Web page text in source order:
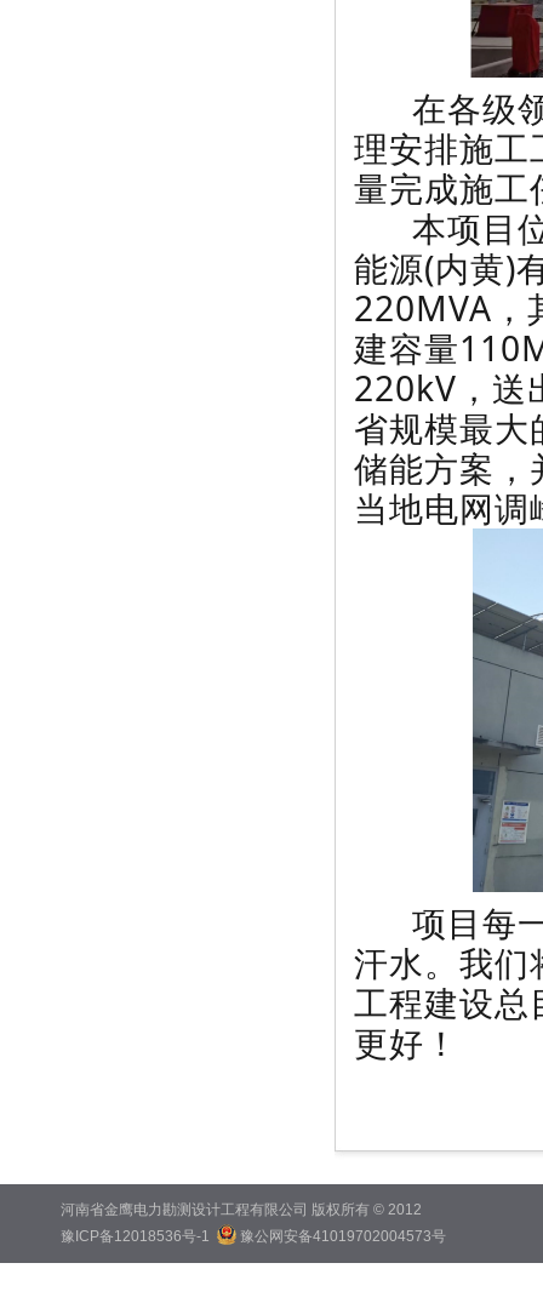
在各级领
理安排施工
量完成施工
本项目位
能源(内黄)
220MVA，
建容量
220kV，送
省规模最
储能方案，
当地电网
项目每一
汗水。我们
工程建设总
更好！
河南省金鹰电力勘测设计工程有限公司 版权所有 © 2012
豫ICP备12018536号-1
豫公网安备41019702004573号